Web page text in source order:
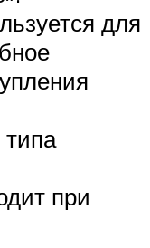
для
типа
при